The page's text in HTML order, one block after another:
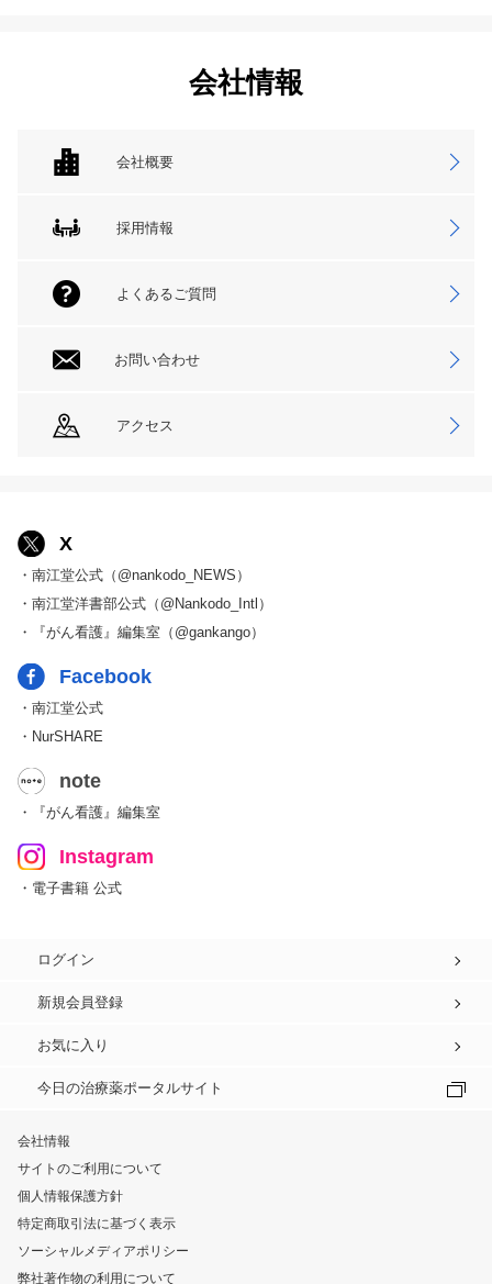
会社情報
会社概要
採用情報
よくあるご質問
お問い合わせ
アクセス
X
・南江堂公式（@nankodo_NEWS）
・南江堂洋書部公式（@Nankodo_Intl）
・『がん看護』編集室（@gankango）
Facebook
・南江堂公式
・NurSHARE
note
・『がん看護』編集室
Instagram
・電子書籍 公式
ログイン
新規会員登録
お気に入り
今日の治療薬ポータルサイト
会社情報
サイトのご利用について
個人情報保護方針
特定商取引法に基づく表示
ソーシャルメディアポリシー
弊社著作物の利用について